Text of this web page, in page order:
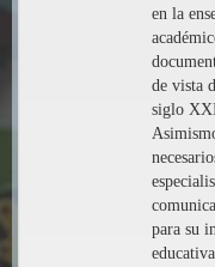
en la
de vista
siglo
para su